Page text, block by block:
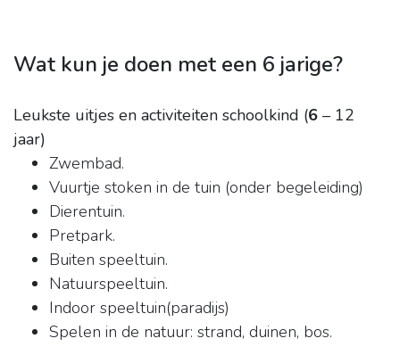
Wat kun je doen met een 6 jarige?
Leukste uitjes en activiteiten schoolkind (6 – 12
jaar)
Zwembad.
Vuurtje stoken in de tuin (onder begeleiding)
Dierentuin.
Pretpark.
Buiten speeltuin.
Natuurspeeltuin.
Indoor speeltuin(paradijs)
Spelen in de natuur: strand, duinen, bos.